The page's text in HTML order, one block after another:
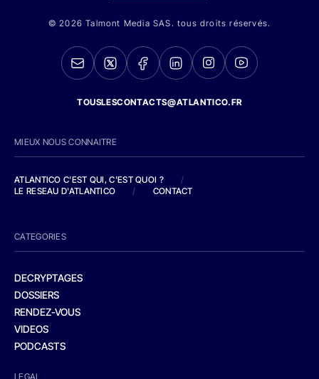
© 2026 Talmont Media SAS. tous droits réservés.
TOUSLESCONTACTS@ATLANTICO.FR
MIEUX NOUS CONNAITRE
ATLANTICO C'EST QUI, C'EST QUOI ?
/
LE RESEAU D'ATLANTICO
/ CONTACT
CATEGORIES
DECRYPTAGES
DOSSIERS
RENDEZ-VOUS
VIDEOS
PODCASTS
LEGAL